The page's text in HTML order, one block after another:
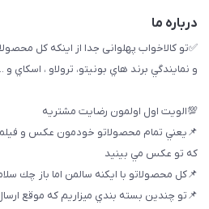
درباره ما
✅تو كالاخواب پهلوانى جدا از اينكه كل
و نمايندگي برند هاي بونيتو، ترولاو ، اسكاي
💯الويت اول اولمون رضايت مشتريه
📌يعني تمام محصولاتو خودمون عكس و
كه تو عكس مي بينيد
📌كل محصولاتو با ايكنه سالمن اما باز چك
📌تو چندين بسته بندي ميزاريم كه موقع